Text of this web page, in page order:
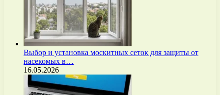
Выбор и установка москитных сеток для защиты от
насекомых в…
16.05.2026